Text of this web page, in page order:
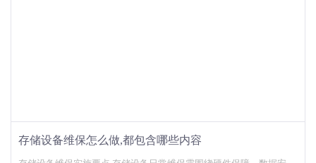
存储设备维保怎么做,都包含哪些内容